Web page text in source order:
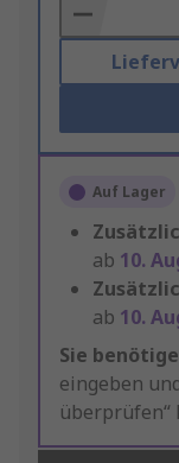
Basket
Auf Lager
ab 10.
ab 10.
Sie
eingeben
überprüfen“